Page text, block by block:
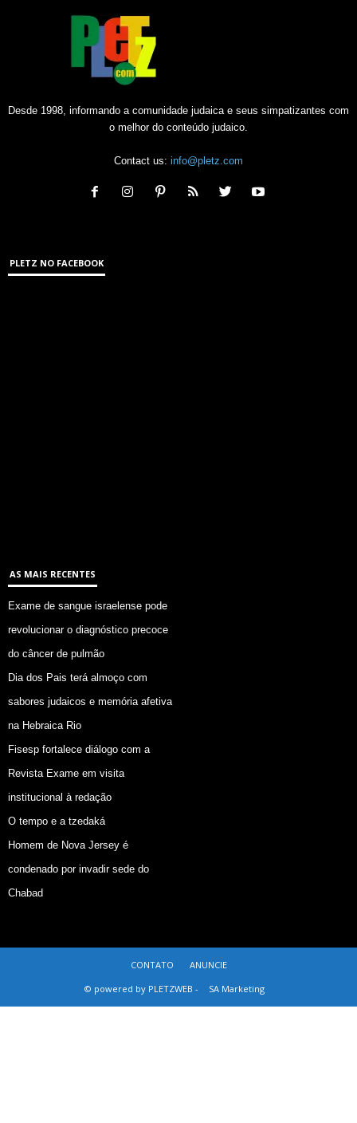
Desde 1998, informando a comunidade judaica e seus simpatizantes com
o melhor do conteúdo judaico.
Contact us: info@pletz.com
PLETZ NO FACEBOOK
AS MAIS RECENTES
Exame de sangue israelense pode
revolucionar o diagnóstico precoce
do câncer de pulmão
Dia dos Pais terá almoço com
sabores judaicos e memória afetiva
na Hebraica Rio
Fisesp fortalece diálogo com a
Revista Exame em visita
institucional à redação
O tempo e a tzedaká
Homem de Nova Jersey é
condenado por invadir sede do
Chabad
CONTATO
ANUNCIE
© powered by PLETZWEB -
SA Marketing